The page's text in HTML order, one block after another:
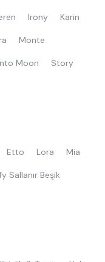
Irony Karin
Monte
Moon Story
Etto Lora Mia
Sallanır Beşik